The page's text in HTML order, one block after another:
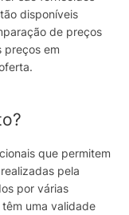
disponíveis
de preços
preços em
que permitem
pela
por várias
uma validade